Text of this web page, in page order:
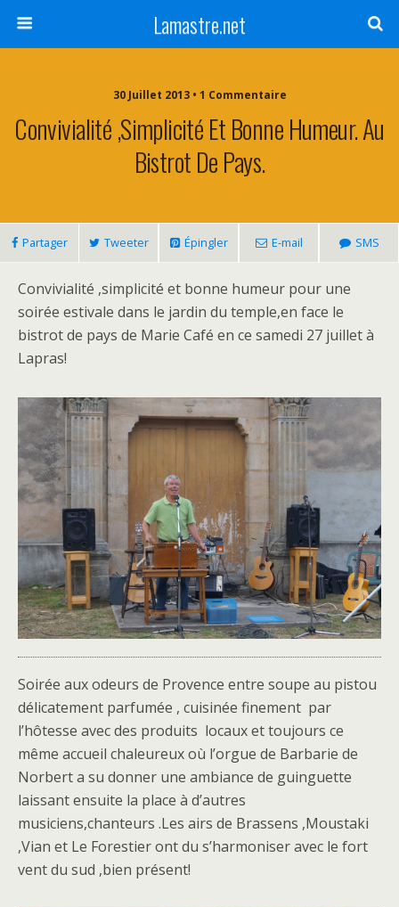
Lamastre.net
30 Juillet 2013 • 1 Commentaire
Convivialité ,simplicité Et Bonne Humeur. Au
Bistrot De Pays.
Partager Tweeter Épingler E-mail SMS
Convivialité ,simplicité et bonne humeur pour une
soirée estivale dans le jardin du temple,en face le
bistrot de pays de Marie Café en ce samedi 27 juillet à
Lapras!
Soirée aux odeurs de Provence entre soupe au pistou
délicatement parfumée , cuisinée finement par
l’hôtesse avec des produits locaux et toujours ce
même accueil chaleureux où l’orgue de Barbarie de
Norbert a su donner une ambiance de guinguette
laissant ensuite la place à d’autres
musiciens,chanteurs .Les airs de Brassens ,Moustaki
,Vian et Le Forestier ont du s’harmoniser avec le fort
vent du sud ,bien présent!